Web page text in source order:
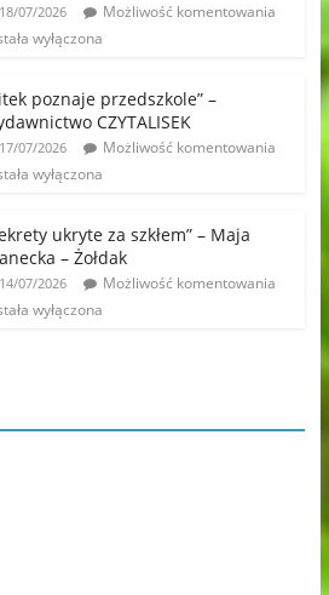
18/07/2026
Możliwość komentowania
wyłączona
poznaje przedszkole” –
CZYTALISEK
17/07/2026
Możliwość komentowania
wyłączona
ukryte za szkłem” – Maja
– Żołdak
14/07/2026
Możliwość komentowania
wyłączona